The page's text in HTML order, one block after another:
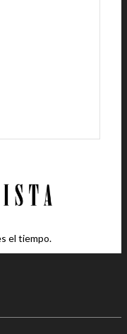
el tiempo.